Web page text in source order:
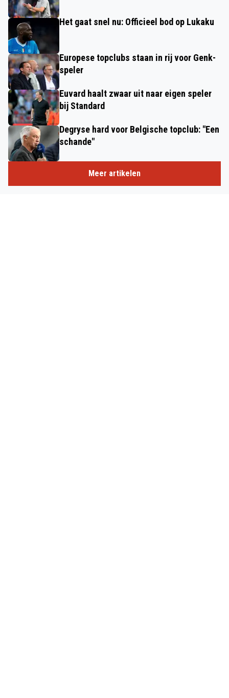
Het gaat snel nu: Officieel bod op Lukaku
Europese topclubs staan in rij voor Genk-
speler
Euvard haalt zwaar uit naar eigen speler
bij Standard
Degryse hard voor Belgische topclub: "Een
schande"
Meer artikelen